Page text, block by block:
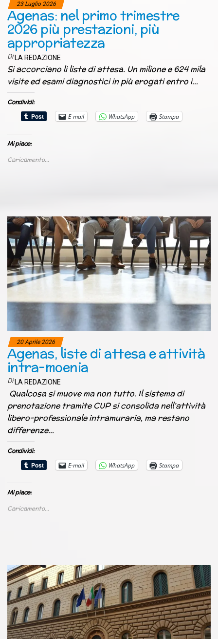
23 Luglio 2026
Agenas: nel primo trimestre
2026 più prestazioni, più
appropriatezza
Di LA REDAZIONE
Si accorciano li liste di attesa. Un milione e 624 mila
visite ed esami diagnostici in più erogati entro i…
Condividi:
E-mail
WhatsApp Stampa
Mi piace:
Caricamento...
20 Aprile 2026
Agenas, liste di attesa e attività
intra-moenia
Di LA REDAZIONE
Qualcosa si muove ma non tutto. Il sistema di
prenotazione tramite CUP si consolida nell’attività
libero-professionale intramuraria, ma restano
differenze…
Condividi:
E-mail
WhatsApp Stampa
Mi piace:
Caricamento...